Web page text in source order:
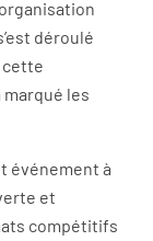
déroulé
cette
les
événement à
et
compétitifs